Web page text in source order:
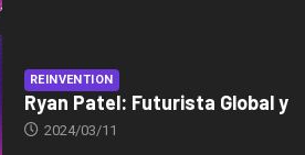
REINVENTION
Ryan Patel: Futurista Global y
2024/03/11